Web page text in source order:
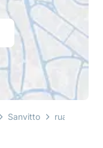
Sanvitto rua sady